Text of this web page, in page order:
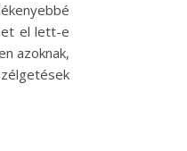
el lett-e
azoknak,